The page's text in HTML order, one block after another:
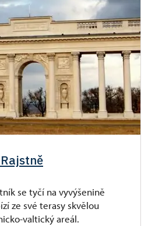
se tyčí na vyvýšenině
ze své terasy skvělou
valtický areál.